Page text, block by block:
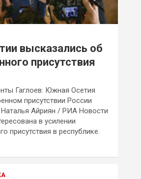
высказались об
присутствия
Гаглоев: Южная Осетия
присутствии России
Айриян / РИА Новости
в усилении
присутствия в республике.